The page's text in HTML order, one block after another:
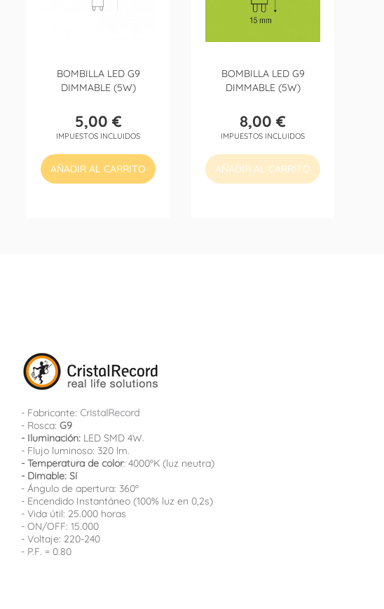
BOMBILLA LED G9
DIMMABLE (5W)
Precio
5,00 €
IMPUESTOS INCLUIDOS
AÑADIR AL CARRITO
BOMBILLA LED G9
DIMMABLE (5W)
Precio
8,00 €
IMPUESTOS INCLUIDOS
AÑADIR AL CARRITO
- Fabricante: CristalRecord
- Rosca: G9
- Iluminación: LED SMD 4W.
- Flujo luminoso: 320 lm.
- Temperatura de color: 4000ºK (luz neutra)
- Dimable: Sí
- Ángulo de apertura: 360º
- Encendido Instantáneo (100% luz en 0,2s)
- Vida útil: 25.000 horas
- ON/OFF: 15.000
- Voltaje: 220-240
- P.F. = 0.80